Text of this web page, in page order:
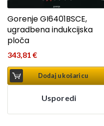
Gorenje GI6401BSCE,
ugradbena indukcijska
ploča
343,81 €
Dodaj u košaricu
Usporedi